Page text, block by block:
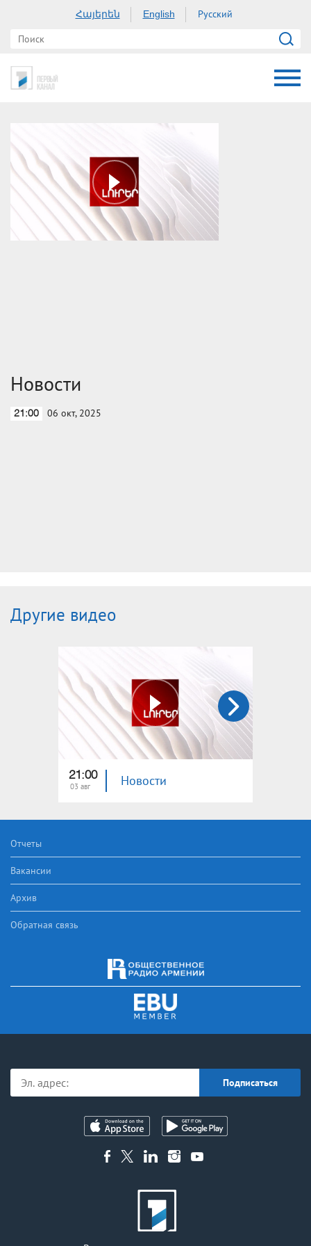
Հայերեն English Русский
Новости
21:00 06 окт, 2025
Другие видео
21:00
03 авг Новости
Отчеты
Вакансии
Архив
Обратная связь